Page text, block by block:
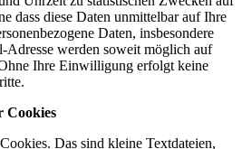
dass diese Daten unmittelbar auf Ihre
Daten, insbesondere
Adresse werden soweit möglich auf
Ihre Einwilligung erfolgt keine
Cookies
Das sind kleine Textdateien,